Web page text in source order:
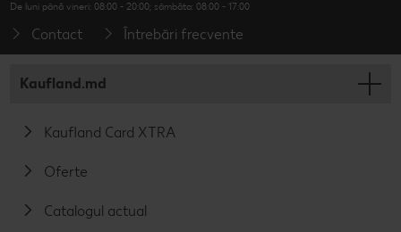
De luni până vineri: 08:00 - 20:00; sâmbăta: 08:00 - 17:00
Contact Întrebări frecvente
Kaufland.md
Kaufland Card XTRA
Oferte
Catalogul actual